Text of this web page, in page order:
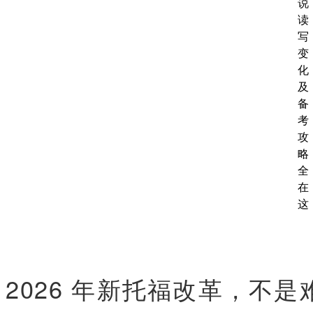
2026 年新托福改革，不是